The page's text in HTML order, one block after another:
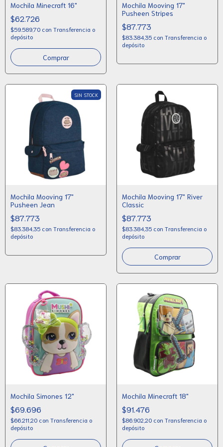
Mochila Minecraft 16"
$62.726
$59.589,70 con Transferencia o
depósito
Mochila Mooving 17"
Pusheen Stripes
$87.773
$83.384,35 con Transferencia o
depósito
SIN STOCK
Mochila Mooving 17"
Pusheen Jean
$87.773
$83.384,35 con Transferencia o
depósito
Mochila Mooving 17" River
Classic
$87.773
$83.384,35 con Transferencia o
depósito
Mochila Simones 12"
$69.696
$66.211,20 con Transferencia o
depósito
Mochila Minecraft 18"
$91.476
$86.902,20 con Transferencia o
depósito